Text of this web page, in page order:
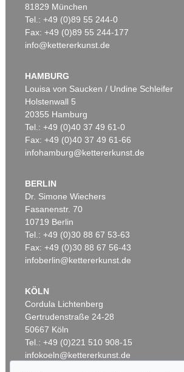
Auktion 345 - Lot 412
Ergebnis:€ 12.600
Auktion 330 - Lot 473
KLAUS FUSSMANN
Calendula im Garten, 1990
Ergebnis:€ 12.000
81829 München
Tel.: +49 (0)89 55 244-0
Fax: +49 (0)89 55 244-177
info@kettererkunst.de
HAMBURG
Louisa von Saucken / Undine Schleifer
Holstenwall 5
20355 Hamburg
Tel.: +49 (0)40 37 49 61-0
Fax: +49 (0)40 37 49 61-66
infohamburg@kettererkunst.de
BERLIN
Dr. Simone Wiechers
Fasanenstr. 70
10719 Berlin
Tel.: +49 (0)30 88 67 53-63
Fax: +49 (0)30 88 67 56-43
infoberlin@kettererkunst.de
KÖLN
Cordula Lichtenberg
Gertrudenstraße 24-28
50667 Köln
Tel.: +49 (0)221 510 908-15
infokoeln@kettererkunst.de